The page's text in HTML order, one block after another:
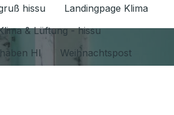
umschalten
hissu
Landingpage Klima
& Lüftung - hissu
HI
Weihnachtspost